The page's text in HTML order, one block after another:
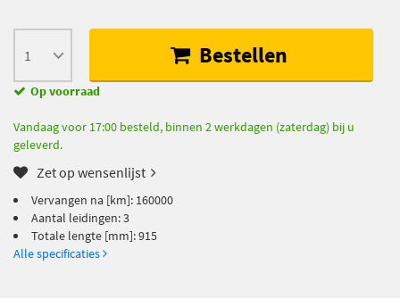
Bestellen
Op voorraad
Vandaag voor 17:00 besteld, binnen 2 werkdagen (zaterdag) bij u
geleverd.
Zet op wensenlijst
Vervangen na [km]: 160000
Aantal leidingen: 3
Totale lengte [mm]: 915
Alle specificaties